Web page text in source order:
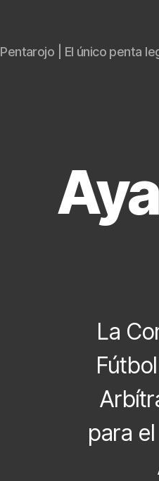
Pentarojo | El único penta
La
para